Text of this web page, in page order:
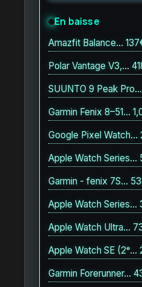
En baisse
Amazfit Balance…
Polar Vantage V3,…
SUUNTO 9 Peak
Garmin Fenix 8–51…
Google Pixel
Apple Watch
Garmin - fenix 7S…
Apple Watch
Apple Watch Ultra…
Apple Watch SE
Garmin Forerunner…